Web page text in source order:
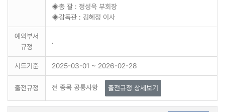
◈총 괄 : 정성욱 부회장
◈감독관 : 김혜정 이사
예외부서
규정
.
시드기준 2025-03-01 ~ 2026-02-28
출전규정 전 종목 공통사항 출전규정 상세보기